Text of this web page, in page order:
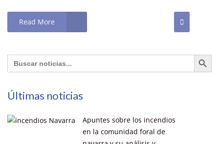
Read More
Buscar: Botón de
Últimas noticias
Apuntes sobre los incendios
en la comunidad foral de